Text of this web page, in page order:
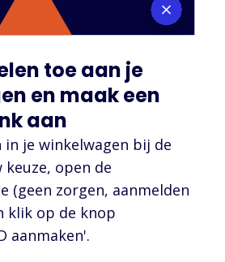
toe aan je
en maak een
aan
je winkelwagen bij de
open de
(geen zorgen, aanmelden
klik op de knop
aanmaken'.